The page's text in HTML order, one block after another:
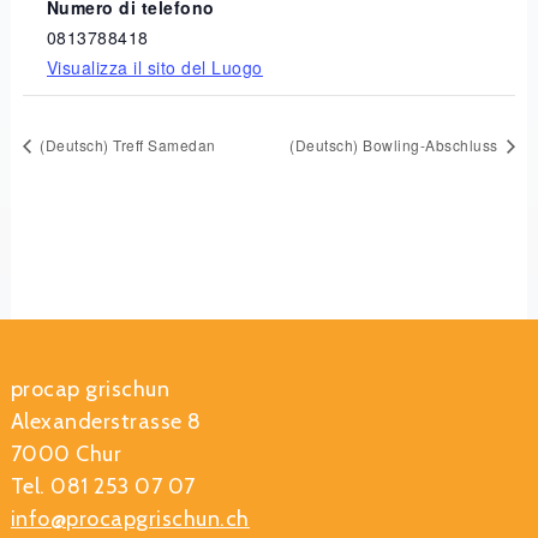
Numero di telefono
0813788418
Visualizza il sito del Luogo
(Deutsch) Treff Samedan (Deutsch) Bowling-Abschluss
procap grischun
Alexanderstrasse 8
7000 Chur
Tel. 081 253 07 07
info@procapgrischun.ch